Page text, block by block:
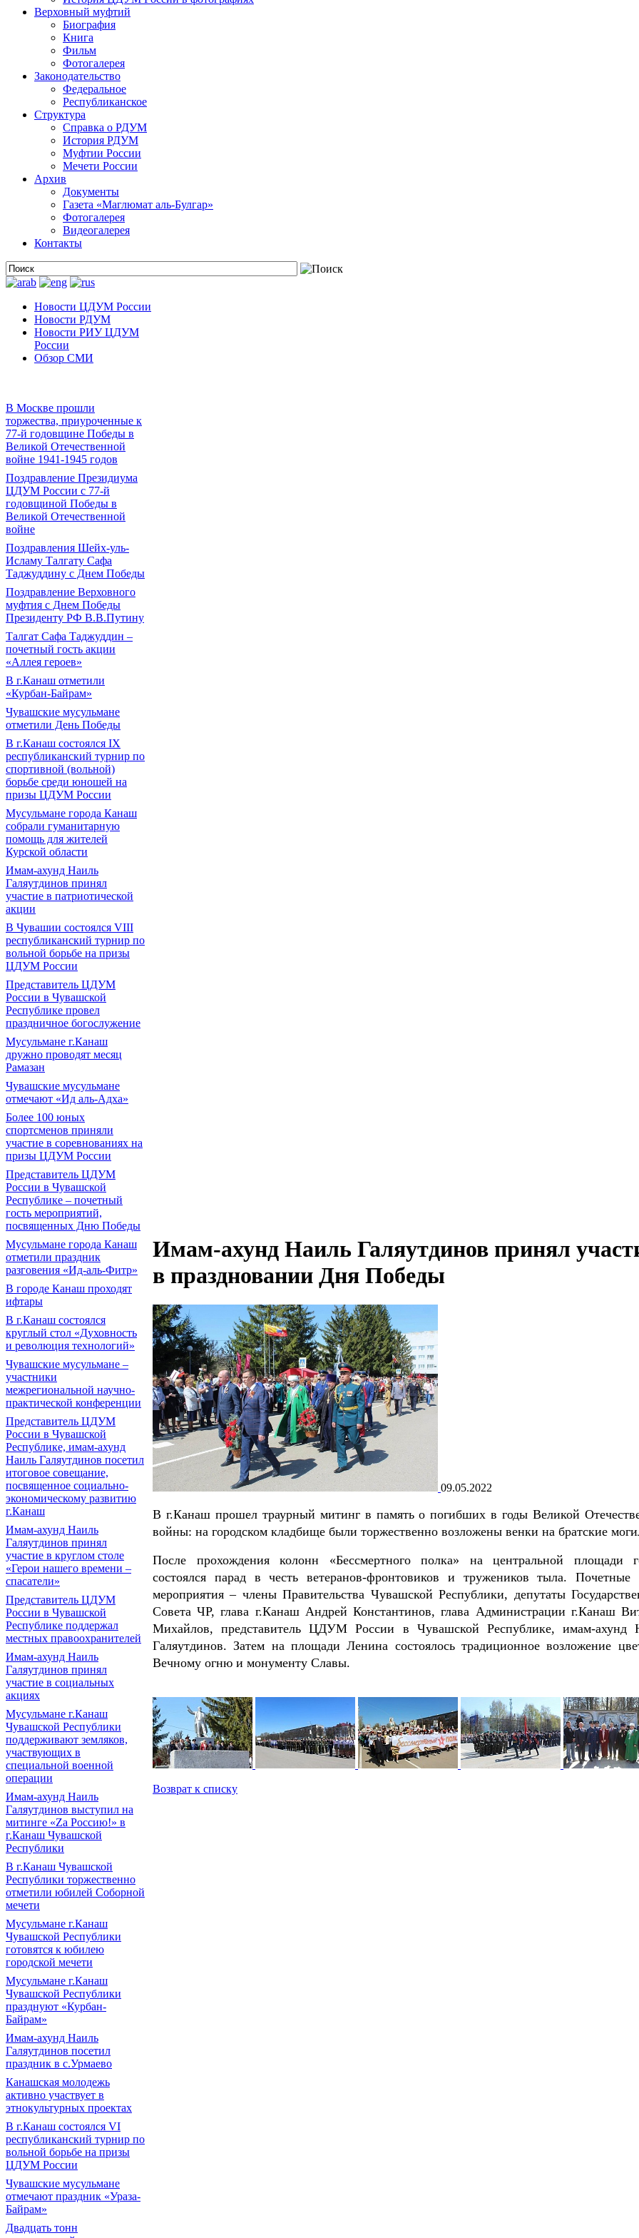
Верховный муфтий
Биография
Книга
Фильм
Фотогалерея
Законодательство
Федеральное
Республиканское
Структура
Справка о РДУМ
История РДУМ
Муфтии России
Мечети России
Архив
Документы
Газета «Маглюмат аль-Булгар»
Фотогалерея
Видеогалерея
Контакты
Новости ЦДУМ России
Новости РДУМ
Новости РИУ ЦДУМ
России
Обзор СМИ
В Москве прошли
торжества, приуроченные к
77-й годовщине Победы в
Великой Отечественной
войне 1941-1945 годов
Поздравление Президиума
ЦДУМ России с 77-й
годовщиной Победы в
Великой Отечественной
войне
Поздравления Шейх-уль-
Исламу Талгату Сафа
Таджуддину с Днем Победы
Поздравление Верховного
муфтия с Днем Победы
Президенту РФ В.В.Путину
Талгат Сафа Таджуддин –
почетный гость акции
«Аллея героев»
В г.Канаш отметили
«Курбан-Байрам»
Чувашские мусульмане
отметили День Победы
В г.Канаш состоялся IX
республиканский турнир по
спортивной (вольной)
борьбе среди юношей на
призы ЦДУМ России
Мусульмане города Канаш
собрали гуманитарную
помощь для жителей
Курской области
Имам-ахунд Наиль
Галяутдинов принял
участие в патриотической
акции
В Чувашии состоялся VIII
республиканский турнир по
вольной борьбе на призы
ЦДУМ России
Представитель ЦДУМ
России в Чувашской
Республике провел
праздничное богослужение
Мусульмане г.Канаш
дружно проводят месяц
Рамазан
Чувашские мусульмане
отмечают «Ид аль-Адха»
Более 100 юных
спортсменов приняли
участие в соревнованиях на
призы ЦДУМ России
Представитель ЦДУМ
России в Чувашской
Республике – почетный
гость мероприятий,
посвященных Дню Победы
Мусульмане города Канаш
отметили праздник
разговения «Ид-аль-Фитр»
В городе Канаш проходят
ифтары
В г.Канаш состоялся
круглый стол «Духовность
и революция технологий»
Чувашские мусульмане –
участники
межрегиональной научно-
практической конференции
Представитель ЦДУМ
России в Чувашской
Республике, имам-ахунд
Наиль Галяутдинов посетил
итоговое совещание,
посвященное социально-
экономическому развитию
г.Канаш
Имам-ахунд Наиль
Галяутдинов принял
участие в круглом столе
«Герои нашего времени –
спасатели»
Представитель ЦДУМ
России в Чувашской
Республике поддержал
местных правоохранителей
Имам-ахунд Наиль
Галяутдинов принял
участие в социальных
акциях
Мусульмане г.Канаш
Чувашской Республики
поддерживают земляков,
участвующих в
специальной военной
операции
Имам-ахунд Наиль
Галяутдинов выступил на
митинге «Zа Россию!» в
г.Канаш Чувашской
Республики
В г.Канаш Чувашской
Республики торжественно
отметили юбилей Соборной
мечети
Мусульмане г.Канаш
Чувашской Республики
готовятся к юбилею
городской мечети
Мусульмане г.Канаш
Чувашской Республики
празднуют «Курбан-
Байрам»
Имам-ахунд Наиль
Галяутдинов посетил
праздник в с.Урмаево
Канашская молодежь
активно участвует в
этнокультурных проектах
В г.Канаш состоялся VI
республиканский турнир по
вольной борьбе на призы
ЦДУМ России
Чувашские мусульмане
отмечают праздник «Ураза-
Байрам»
Двадцать тонн
Имам-ахунд Наиль Галяутдинов принял
в праздновании Дня Победы
09.05.2022
В г.Канаш прошел траурный митинг в память о погибших в годы Великой
войны: на городском кладбище были торжественно возложены венки на братские
После прохождения колонн «Бессмертного полка» на центральной площади
состоялся парад в честь ветеранов-фронтовиков и тружеников тыла. Почетные
мероприятия – члены Правительства Чувашской Республики, депутаты
Совета ЧР, глава г.Канаш Андрей Константинов, глава Администрации г.Канаш
Михайлов, представитель ЦДУМ России в Чувашской Республике, имам-ахунд
Галяутдинов. Затем на площади Ленина состоялось традиционное возложение
Вечному огню и монументу Славы.
Возврат к списку